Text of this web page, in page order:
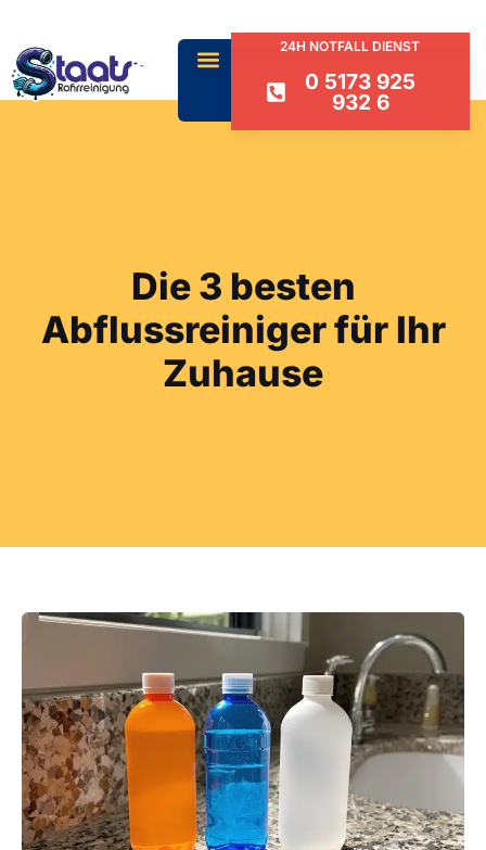
24H NOTFALL DIENST
0 5173 925
932 6
Die 3 besten
Abflussreiniger für Ihr
Zuhause